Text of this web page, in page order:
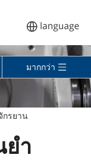
มากกว่า
กรยาน
ยำ